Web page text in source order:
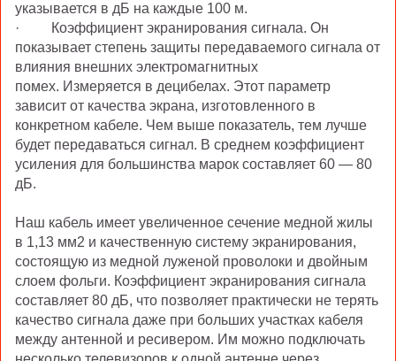
указывается в дБ на каждые 100 м.
·
Коэффициент экранирования сигнала. Он
показывает степень защиты передаваемого сигнала от
влияния внешних электромагнитных
помех. Измеряется в децибелах. Этот параметр
зависит от качества экрана, изготовленного в
конкретном кабеле. Чем выше показатель, тем лучше
будет передаваться сигнал. В среднем коэффициент
усиления для большинства марок составляет 60 — 80
дБ.
Наш кабель имеет увеличенное сечение медной жилы
в 1,13 мм2 и качественную систему экранирования,
состоящую из медной луженой проволоки и двойным
слоем фольги. Коэффициент экранирования сигнала
составляет 80 дБ, что позволяет практически не терять
качество сигнала даже при больших участках кабеля
между антенной и ресивером. Им можно подключать